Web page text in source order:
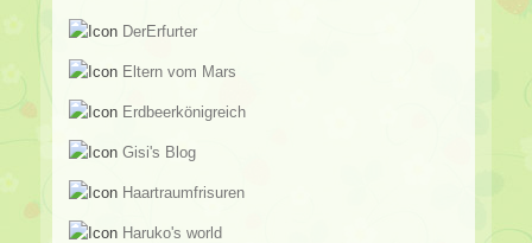
DerErfurter
Eltern vom Mars
Erdbeerkönigreich
Gisi's Blog
Haartraumfrisuren
Haruko's world